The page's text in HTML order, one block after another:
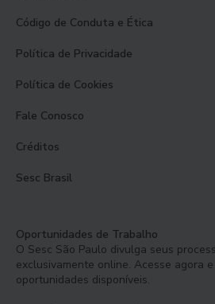
Código de Conduta e Ética
Política de Privacidade
Política de Cookies
Fale Conosco
Créditos
Sesc Brasil
Oportunidades de Trabalho
O Sesc São Paulo divulga seus
exclusivamente online. Acesse agora
oportunidades disponíveis.